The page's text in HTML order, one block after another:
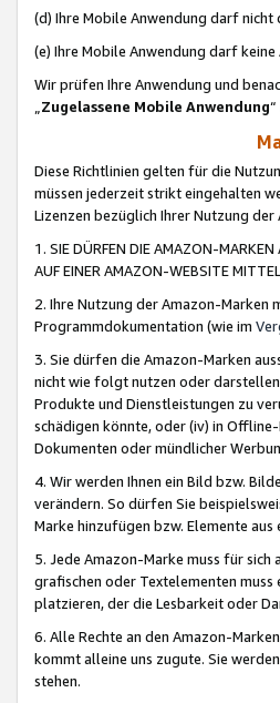
(d) Ihre Mobile Anwendung darf nicht
(e) Ihre Mobile Anwendung darf
Wir prüfen Ihre Anwendung und
„Zugelassene Mobile Anwendung
Diese Richtlinien gelten für die
müssen jederzeit strikt eingehalten
Lizenzen bezüglich Ihrer Nutzung der
1. SIE DÜRFEN DIE AMAZON-
AUF EINER AMAZON-WEBSITE
2. Ihre Nutzung der Amazon-Marken
Programmdokumentation (wie im
3. Sie dürfen die Amazon-Marken
nicht wie folgt nutzen oder
Produkte und Dienstleistungen zu
schädigen könnte, oder (iv) in
Dokumenten oder mündlicher
4. Wir werden Ihnen ein Bild bzw.
verändern. So dürfen Sie
Marke hinzufügen bzw. Elemente
5. Jede Amazon-Marke muss für
grafischen oder Textelementen
platzieren, der die Lesbarkeit oder
6. Alle Rechte an den Amazon-
kommt alleine uns zugute. Sie
stehen.